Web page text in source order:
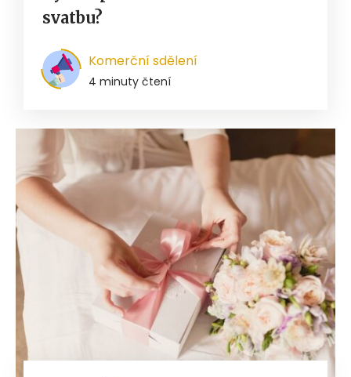
svatbu?
Komerční sdělení
4 minuty čtení